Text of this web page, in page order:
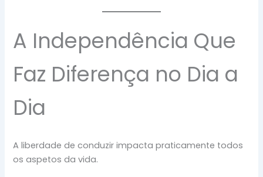
A Independência Que
Faz Diferença no Dia a
Dia
A liberdade de conduzir impacta praticamente todos
os aspetos da vida.